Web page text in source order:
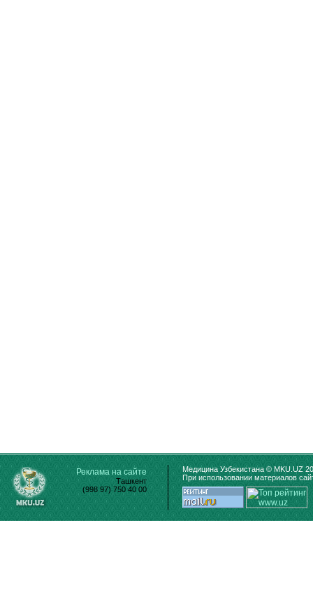
Реклама на сайте
Ташкент
(998 97) 750 40 00
Медицина Узбекистана © MKU.UZ
При использовании материалов